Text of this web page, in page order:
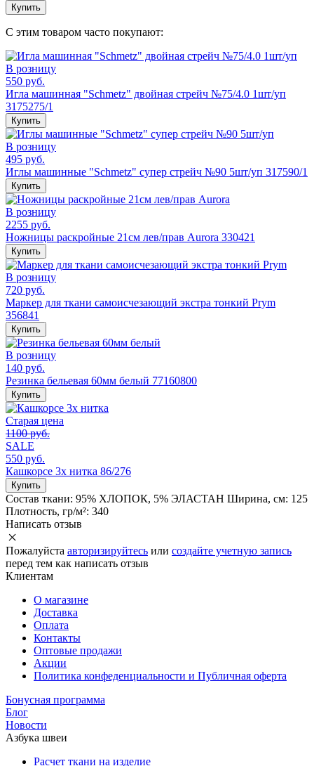
Купить
С этим товаром часто покупают:
В розницу
550 руб.
Игла машинная "Schmetz" двойная стрейч №75/4.0 1шт/уп
3175275/1
Купить
В розницу
495 руб.
Иглы машинные "Schmetz" супер стрейч №90 5шт/уп 317590/1
Купить
В розницу
2255 руб.
Ножницы раскройные 21см лев/прав Aurora 330421
Купить
В розницу
720 руб.
Маркер для ткани самоисчезающий экстра тонкий Prym
356841
Купить
В розницу
140 руб.
Резинка бельевая 60мм белый 77160800
Купить
Старая цена
1100 руб.
SALE
550 руб.
Кашкорсе 3х нитка 86/276
Купить
Состав ткани: 95% ХЛОПОК, 5% ЭЛАСТАН Ширина, см: 125
Плотность, гр/м²: 340
Написать отзыв
Пожалуйста авторизируйтесь или создайте учетную запись
перед тем как написать отзыв
Клиентам
О магазине
Доставка
Оплата
Контакты
Оптовые продажи
Акции
Политика конфеденциальности и Публичная оферта
Бонусная программа
Блог
Новости
Азбука швеи
Расчет ткани на изделие